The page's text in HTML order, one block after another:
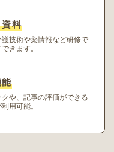
資料
技術や薬情報など研修で
きます。
能
や、記事の評価ができる
用可能。